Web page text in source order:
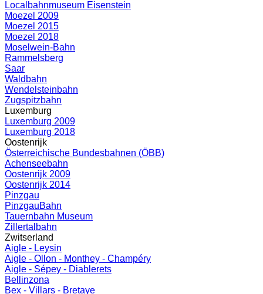
Localbahnmuseum Eisenstein
Moezel 2009
Moezel 2015
Moezel 2018
Moselwein-Bahn
Rammelsberg
Saar
Waldbahn
Wendelsteinbahn
Zugspitzbahn
Luxemburg
Luxemburg 2009
Luxemburg 2018
Oostenrijk
Österreichische Bundesbahnen (ÖBB)
Achenseebahn
Oostenrijk 2009
Oostenrijk 2014
Pinzgau
PinzgauBahn
Tauernbahn Museum
Zillertalbahn
Zwitserland
Aigle - Leysin
Aigle - Ollon - Monthey - Champéry
Aigle - Sépey - Diablerets
Bellinzona
Bex - Villars - Bretaye